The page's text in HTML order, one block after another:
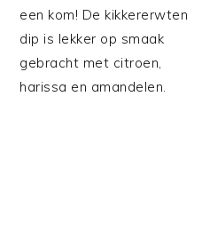
een kom! De kikkererwten
dip is lekker op smaak
gebracht met citroen,
harissa en amandelen.